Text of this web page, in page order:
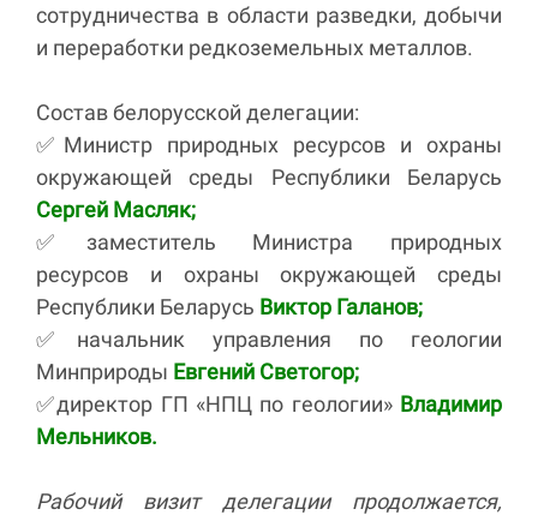
сотрудничества в области разведки, добычи
и переработки редкоземельных металлов.
Состав белорусской делегации:
✅Министр природных ресурсов и охраны
окружающей среды Республики Беларусь
Сергей Масляк;
✅заместитель Министра природных
ресурсов и охраны окружающей среды
Республики Беларусь Виктор Галанов;
✅начальник управления по геологии
Минприроды Евгений Светогор;
✅директор ГП «НПЦ по геологии» Владимир
Мельников.
Рабочий визит делегации продолжается,